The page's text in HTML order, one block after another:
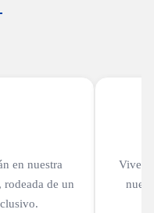
en nuestra
rodeada de un
Vive